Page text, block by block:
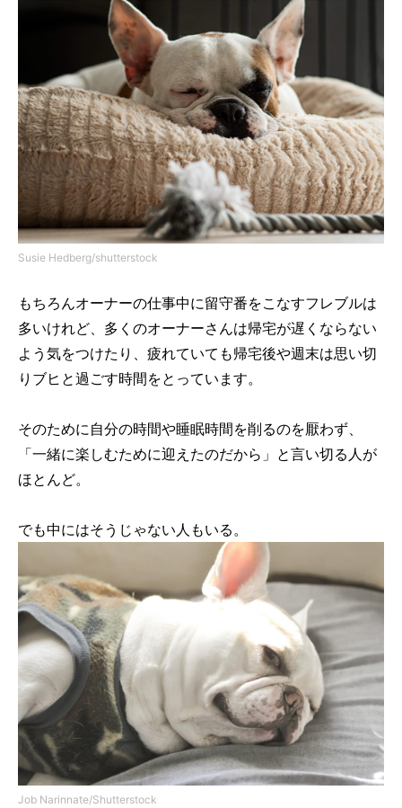
Susie Hedberg/shutterstock
もちろんオーナーの仕事中に留守番をこなすフレブルは
多いけれど、多くのオーナーさんは帰宅が遅くならない
よう気をつけたり、疲れていても帰宅後や週末は思い切
りブヒと過ごす時間をとっています。
そのために自分の時間や睡眠時間を削るのを厭わず、
「一緒に楽しむために迎えたのだから」と言い切る人が
ほとんど。
でも中にはそうじゃない人もいる。
Job Narinnate/Shutterstock